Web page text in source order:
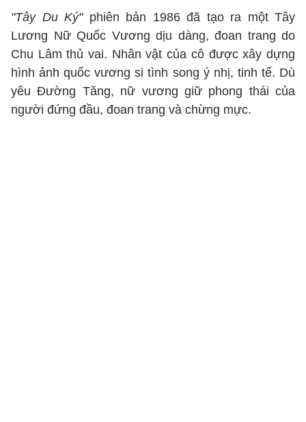
"Tây Du Ký"phiên bản 1986 đã tạo ra một Tây
Lương Nữ Quốc Vương dịu dàng, đoan trang do
Chu Lâm thủ vai. Nhân vật của cô được xây dựng
hình ảnh quốc vương si tình song ý nhị, tinh tế. Dù
yêu Đường Tăng, nữ vương giữ phong thái của
người đứng đầu, đoan trang và chừng mực.